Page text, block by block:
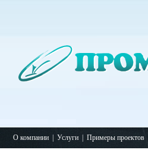
О компании Услуги Примеры проектов